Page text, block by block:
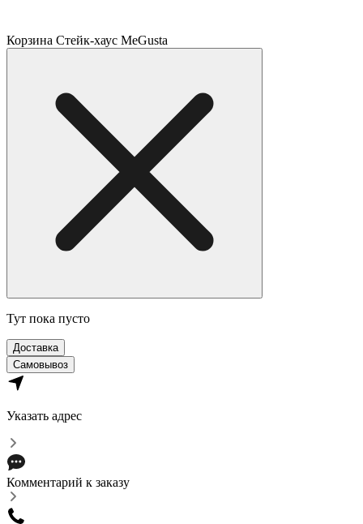
Корзина Стейк-хаус MeGusta
Тут пока пусто
Доставка
Самовывоз
Указать адрес
Комментарий к заказу